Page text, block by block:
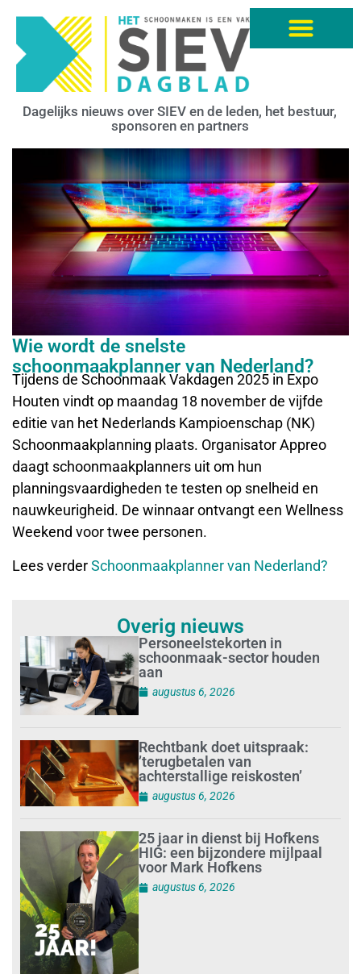
Dagelijks nieuws over SIEV en de leden, het bestuur,
sponsoren en partners
Wie wordt de snelste
schoonmaakplanner van Nederland?
Tijdens de Schoonmaak Vakdagen 2025 in Expo
Houten vindt op maandag 18 november de vijfde
editie van het Nederlands Kampioenschap (NK)
Schoonmaakplanning plaats. Organisator Appreo
daagt schoonmaakplanners uit om hun
planningsvaardigheden te testen op snelheid en
nauwkeurigheid. De winnaar ontvangt een Wellness
Weekend voor twee personen.
Lees verderSchoonmaakplanner van Nederland?
Overig nieuws
Personeelstekorten in
schoonmaak-sector houden
aan
augustus 6, 2026
Rechtbank doet uitspraak:
’terugbetalen van
achterstallige reiskosten’
augustus 6, 2026
25 jaar in dienst bij Hofkens
HIG: een bijzondere mijlpaal
voor Mark Hofkens
augustus 6, 2026